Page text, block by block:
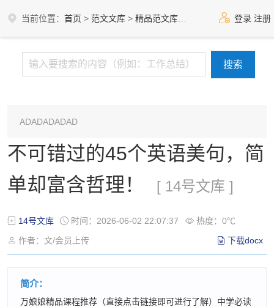
当前位置： 首页 > 范文文库 > 精品范文库 14号文库 登录 注册
ADADADADAD
不可错过的45个英语美句，简
单却富含哲理！
[ 14号文库 ]
14号文库 时间：2026-06-02 22:07:37
热度：0℃
作者：文/会员上传
下载docx
简介：
万娘娘精品课程推荐（直接点击链接即可进行了解）中学必读